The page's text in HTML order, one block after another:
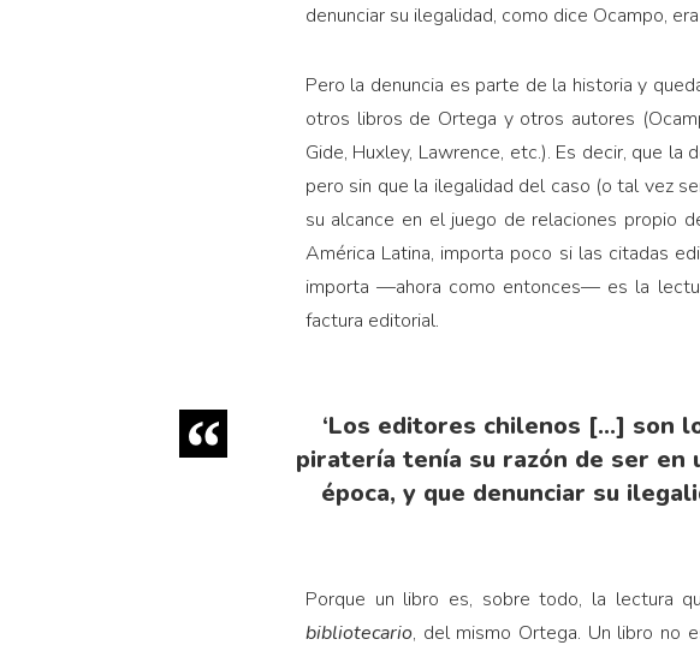
denunciar su ilegalidad, como dice Ocampo,
Pero la denuncia es parte de la historia y
otros libros de Ortega y otros autores
Gide, Huxley, Lawrence, etc.). Es decir, que
pero sin que la ilegalidad del caso (o tal vez
su alcance en el juego de relaciones propio
América Latina, importa poco si las citadas
importa —ahora como entonces— es la
factura editorial.
‘Los editores chilenos […] son
piratería tenía su razón de ser en
época, y que denunciar su
Porque un libro es, sobre todo, la lectura
bibliotecario, del mismo Ortega. Un libro no